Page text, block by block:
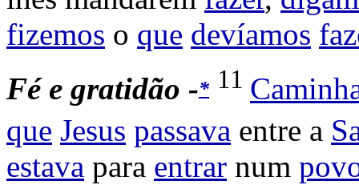
fizemos o que devíamos
Fé e gratidão -* 11
que Jesus passava entre a
estava para entrar num